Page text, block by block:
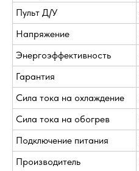
Пульт Д/У
Напряжение
Энергоэффективность
Гарантия
Сила тока на охлаждение
Сила тока на обогрев
Подключение питания
Производитель